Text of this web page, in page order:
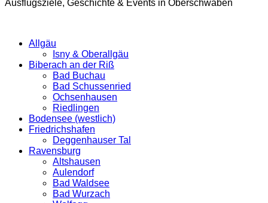
Ausflugsziele, Geschichte & Events in Oberschwaben
Allgäu
Isny & Oberallgäu
Biberach an der Riß
Bad Buchau
Bad Schussenried
Ochsenhausen
Riedlingen
Bodensee (westlich)
Friedrichshafen
Deggenhauser Tal
Ravensburg
Altshausen
Aulendorf
Bad Waldsee
Bad Wurzach